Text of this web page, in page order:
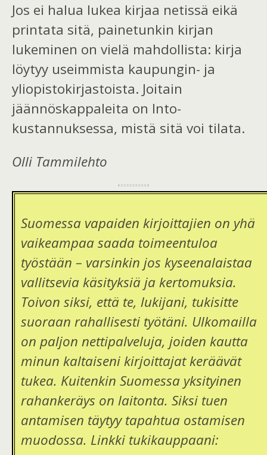
Jos ei halua lukea kirjaa netissä eikä
printata sitä, painetunkin kirjan
lukeminen on vielä mahdollista: kirja
löytyy useimmista kaupungin- ja
yliopistokirjastoista. Joitain
jäännöskappaleita on Into-
kustannuksessa, mistä sitä voi tilata.
Olli Tammilehto
Suomessa vapaiden kirjoittajien on yhä
vaikeampaa saada toimeentuloa
työstään – varsinkin jos kyseenalaistaa
vallitsevia käsityksiä ja kertomuksia.
Toivon siksi, että te, lukijani, tukisitte
suoraan rahallisesti työtäni. Ulkomailla
on paljon nettipalveluja, joiden kautta
minun kaltaiseni kirjoittajat keräävät
tukea. Kuitenkin Suomessa yksityinen
rahankeräys on laitonta. Siksi tuen
antamisen täytyy tapahtua ostamisen
muodossa. Linkki tukikauppaani: